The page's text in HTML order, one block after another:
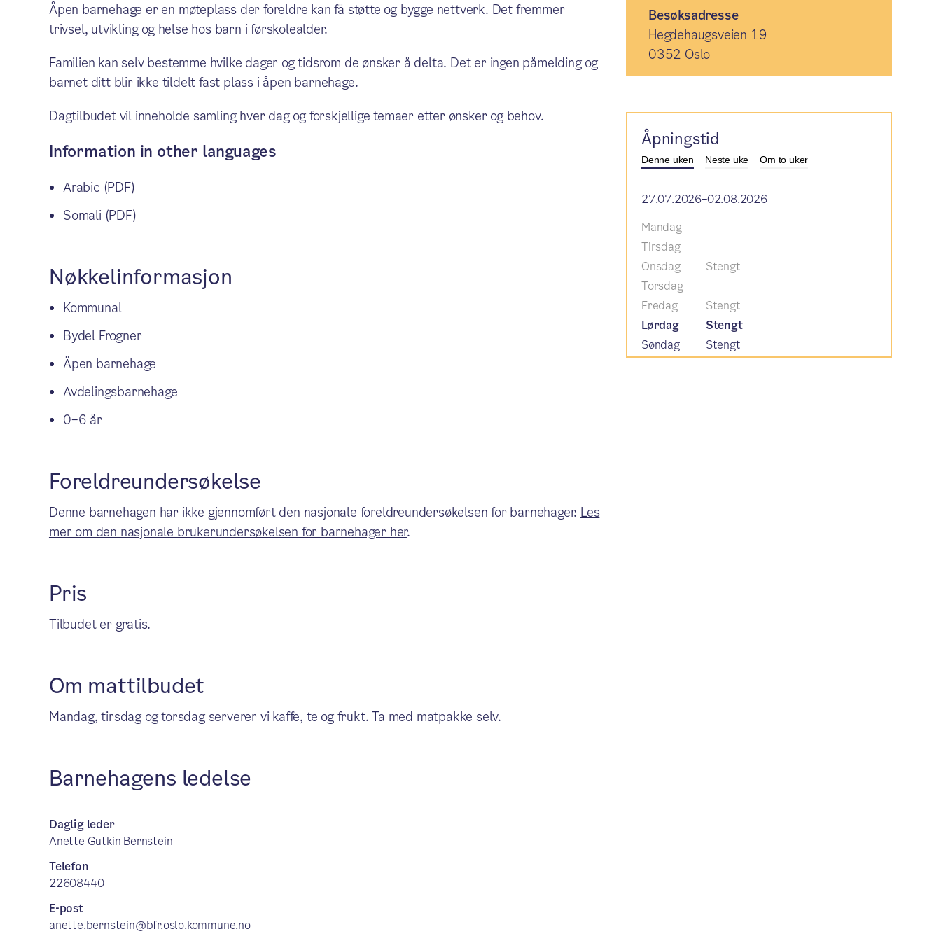
Åpen barnehage er en møteplass der foreldre kan få støtte og bygge nettverk. Det fremmer
trivsel, utvikling og helse hos barn i førskolealder.
Familien kan selv bestemme hvilke dager og tidsrom de ønsker å delta. Det er ingen påmelding og
barnet ditt blir ikke tildelt fast plass i åpen barnehage.
Dagtilbudet vil inneholde samling hver dag og forskjellige temaer etter ønsker og behov.
Information in other languages
Arabic (PDF)
Somali (PDF)
Nøkkelinformasjon
Kommunal
Bydel Frogner
Åpen barnehage
Avdelingsbarnehage
0–6 år
Foreldreundersøkelse
Denne barnehagen har ikke gjennomført den nasjonale foreldreundersøkelsen for barnehager. Les
mer om den nasjonale brukerundersøkelsen for barnehager her.
Pris
Tilbudet er gratis.
Om mattilbudet
Mandag, tirsdag og torsdag serverer vi kaffe, te og frukt. Ta med matpakke selv.
Barnehagens ledelse
Daglig leder
Anette Gutkin Bernstein
Telefon
22608440
E-post
anette.bernstein@bfr.oslo.kommune.no
Besøksadresse
Hegdehaugsveien 19
0352 Oslo
Åpningstid
Denne uken Neste uke Om to uker
27.07.2026–02.08.2026
Mandag
Tirsdag
Onsdag
Stengt
Torsdag
Fredag
Stengt
Lørdag
Stengt
Søndag
Stengt